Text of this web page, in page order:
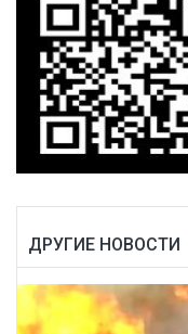
ДРУГИЕ НОВОСТИ